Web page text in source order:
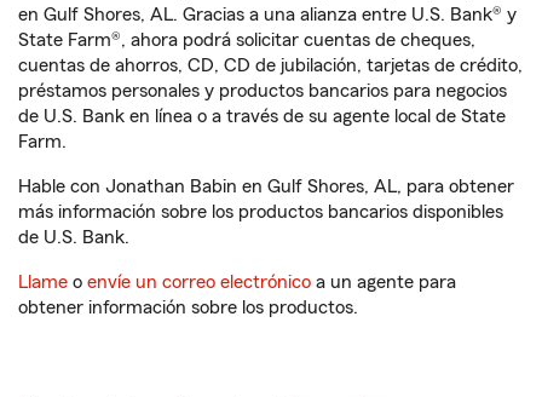
en Gulf Shores, AL. Gracias a una alianza entre U.S. Bank® y
State Farm®, ahora podrá solicitar cuentas de cheques,
cuentas de ahorros, CD, CD de jubilación, tarjetas de crédito,
préstamos personales y productos bancarios para negocios
de U.S. Bank en línea o a través de su agente local de State
Farm.
Hable con Jonathan Babin en Gulf Shores, AL, para obtener
más información sobre los productos bancarios disponibles
de U.S. Bank.
Llame o envíe un correo electrónico a un agente para
obtener información sobre los productos.